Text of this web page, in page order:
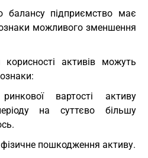
балансу підприємство має
можливого зменшення
активів можуть
вартості активу
на суттєво більшу
пошкодження активу.